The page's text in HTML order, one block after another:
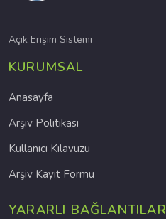
Açık Erişim Sistemi
KURUMSAL
Anasayfa
Arşiv Politikası
Kullanıcı Kılavuzu
Arşiv Kayıt Formu
YARARLI BAĞLANTILAR